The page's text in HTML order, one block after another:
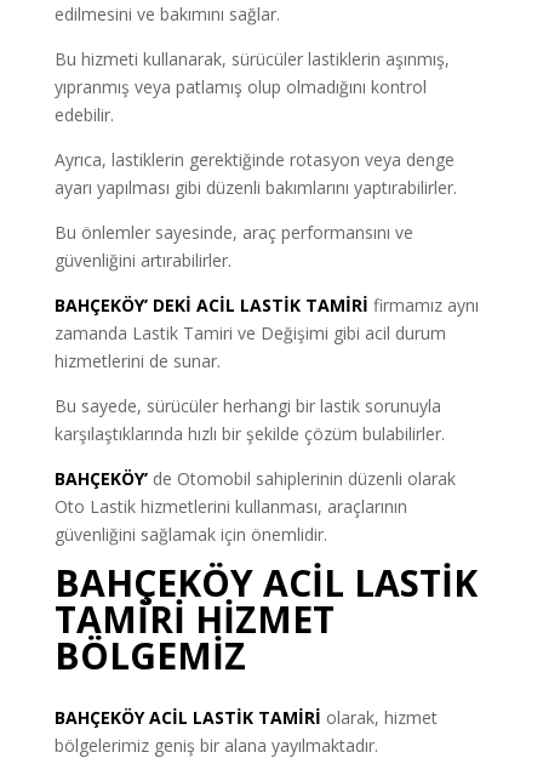
edilmesini ve bakımını sağlar.
Bu hizmeti kullanarak, sürücüler lastiklerin aşınmış,
yıpranmış veya patlamış olup olmadığını kontrol
edebilir.
Ayrıca, lastiklerin gerektiğinde rotasyon veya denge
ayarı yapılması gibi düzenli bakımlarını yaptırabilirler.
Bu önlemler sayesinde, araç performansını ve
güvenliğini artırabilirler.
BAHÇEKÖY’ DEKİ ACİL LASTİK TAMİRİ firmamız aynı
zamanda Lastik Tamiri ve Değişimi gibi acil durum
hizmetlerini de sunar.
Bu sayede, sürücüler herhangi bir lastik sorunuyla
karşılaştıklarında hızlı bir şekilde çözüm bulabilirler.
BAHÇEKÖY’de Otomobil sahiplerinin düzenli olarak
Oto Lastik hizmetlerini kullanması, araçlarının
güvenliğini sağlamak için önemlidir.
BAHÇEKÖY ACİL LASTİK
TAMİRİ HİZMET
BÖLGEMİZ
BAHÇEKÖY ACİL LASTİK TAMİRİ olarak, hizmet
bölgelerimiz geniş bir alana yayılmaktadır.